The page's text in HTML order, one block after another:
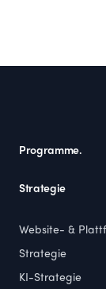
Programme.
Strategie
Website- &
Strategie
KI-Strategie